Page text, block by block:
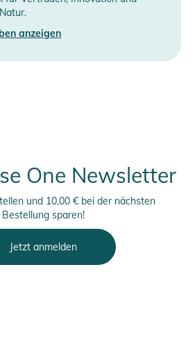
und
Sicherheitshinweise und Warnungen
anzeigen
One Newsletter
und 10,00 € bei der nächsten
Bestellung sparen!
Jetzt anmelden